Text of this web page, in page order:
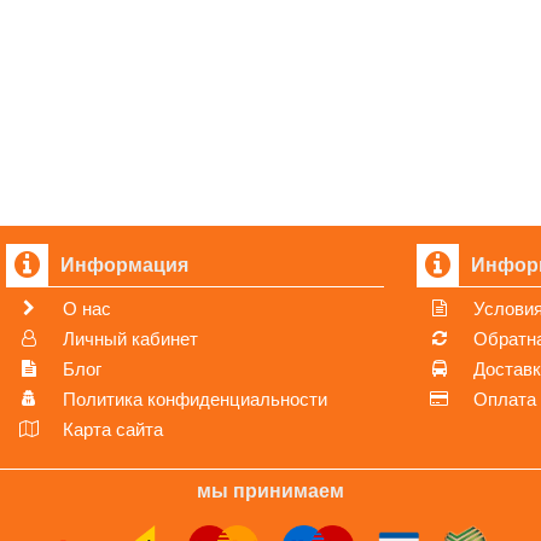
Информация
О нас
Личный кабинет
Блог
Политика конфиденциальности
Карта сайта
Оплата
мы принимаем